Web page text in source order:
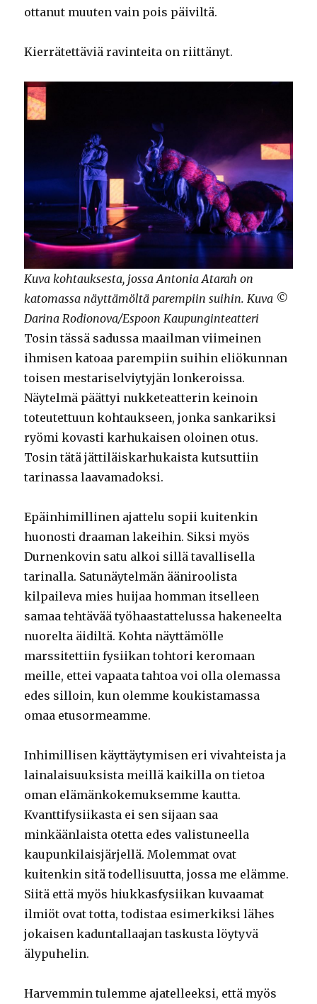
ottanut muuten vain pois päiviltä.
Kierrätettäviä ravinteita on riittänyt.
Kuva kohtauksesta, jossa Antonia Atarah on
katomassa näyttämöltä parempiin suihin. Kuva ©
Darina Rodionova/Espoon Kaupunginteatteri
Tosin tässä sadussa maailman viimeinen
ihmisen katoaa parempiin suihin eliökunnan
toisen mestariselviytyjän lonkeroissa.
Näytelmä päättyi nukketeatterin keinoin
toteutettuun kohtaukseen, jonka sankariksi
ryömi kovasti karhukaisen oloinen otus.
Tosin tätä jättiläiskarhukaista kutsuttiin
tarinassa laavamadoksi.
Epäinhimillinen ajattelu sopii kuitenkin
huonosti draaman lakeihin. Siksi myös
Durnenkovin satu alkoi sillä tavallisella
tarinalla. Satunäytelmän ääniroolista
kilpaileva mies huijaa homman itselleen
samaa tehtävää työhaastattelussa hakeneelta
nuorelta äidiltä. Kohta näyttämölle
marssitettiin fysiikan tohtori keromaan
meille, ettei vapaata tahtoa voi olla olemassa
edes silloin, kun olemme koukistamassa
omaa etusormeamme.
Inhimillisen käyttäytymisen eri vivahteista ja
lainalaisuuksista meillä kaikilla on tietoa
oman elämänkokemuksemme kautta.
Kvanttifysiikasta ei sen sijaan saa
minkäänlaista otetta edes valistuneella
kaupunkilaisjärjellä. Molemmat ovat
kuitenkin sitä todellisuutta, jossa me elämme.
Siitä että myös hiukkasfysiikan kuvaamat
ilmiöt ovat totta, todistaa esimerkiksi lähes
jokaisen kaduntallaajan taskusta löytyvä
älypuhelin.
Harvemmin tulemme ajatelleeksi, että myös